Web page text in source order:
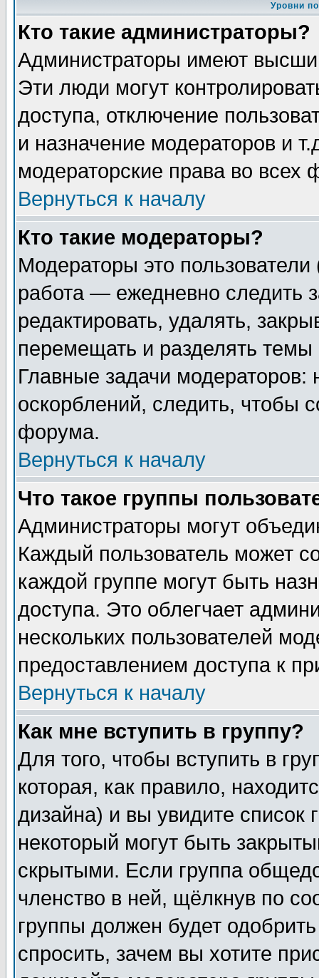
Уровни
Кто такие администраторы?
Администраторы имеют
Эти люди могут
доступа, отключение
и назначение модераторов и
модераторские права во всех
Вернуться к началу
Кто такие модераторы?
Модераторы это
работа — ежедневно следить
редактировать, удалять,
перемещать и разделять
Главные задачи
оскорблений, следить, чтобы
форума.
Вернуться к началу
Что такое группы
Администраторы могут
Каждый пользователь может
каждой группе могут быть
доступа. Это облегчает
нескольких пользователей
предоставлением доступа к
Вернуться к началу
Как мне вступить в группу?
Для того, чтобы вступить в
которая, как правило,
дизайна) и вы увидите список
некоторый могут быть
скрытыми. Если группа
членство в ней, щёлкнув по
группы должен будет
спросить, зачем вы хотите